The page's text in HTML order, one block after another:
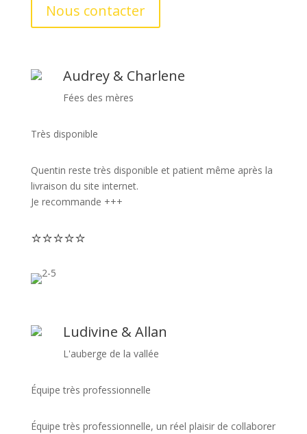
Nous contacter
Audrey & Charlene
Fées des mères
Très disponible
Quentin reste très disponible et patient même après la
livraison du site internet.
Je recommande +++
⭐⭐⭐⭐⭐
Ludivine & Allan
L'auberge de la vallée
Équipe très professionnelle
Équipe très professionnelle, un réel plaisir de collaborer